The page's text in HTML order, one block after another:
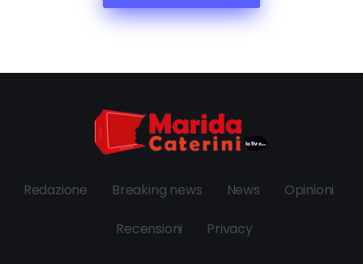
Redazione Breaking news News Opinioni
Recensioni Privacy